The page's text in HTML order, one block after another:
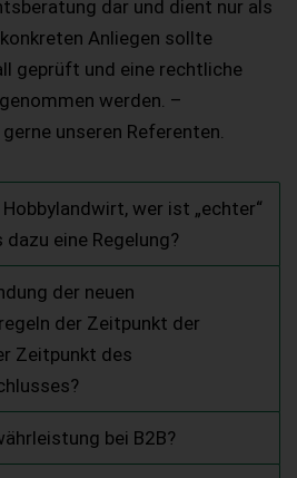
dar und dient nur als
Anliegen sollte
geprüft und eine rechtliche
werden. –
unseren Referenten.
wer ist „echter“
eine Regelung?
der neuen
der Zeitpunkt der
Zeitpunkt des
bei B2B?